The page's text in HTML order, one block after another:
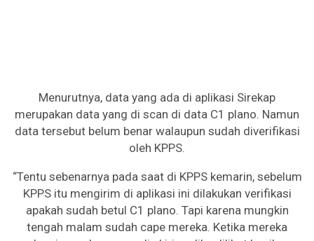
Menurutnya, data yang ada di aplikasi Sirekap
merupakan data yang di scan di data C1 plano. Namun
data tersebut belum benar walaupun sudah diverifikasi
oleh KPPS.
“Tentu sebenarnya pada saat di KPPS kemarin, sebelum
KPPS itu mengirim di aplikasi ini dilakukan verifikasi
apakah sudah betul C1 plano. Tapi karena mungkin
tengah malam sudah cape mereka. Ketika mereka